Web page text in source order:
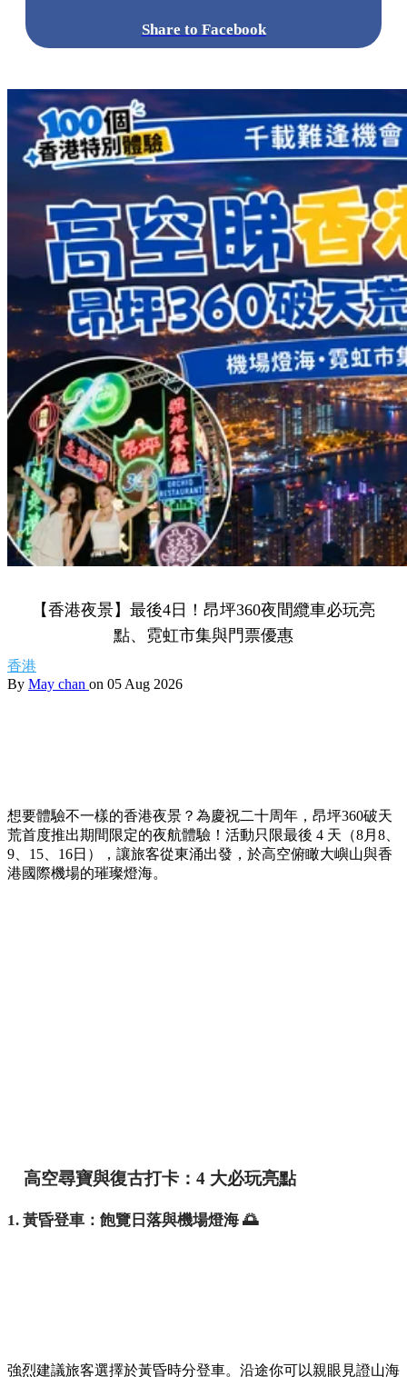
Share to Facebook
【香港夜景】最後4日！昂坪360夜間纜車必玩亮
點、霓虹市集與門票優惠
香港
By May chan on 05 Aug 2026
想要體驗不一樣的香港夜景？為慶祝二十周年，昂坪360破天
荒首度推出期間限定的夜航體驗！活動只限最後 4 天（8月8、
9、15、16日），讓旅客從東涌出發，於高空俯瞰大嶼山與香
港國際機場的璀璨燈海。
高空尋寶與復古打卡：4 大必玩亮點
1. 黃昏登車：飽覽日落與機場燈海 🌅
強烈建議旅客選擇於黃昏時分登車。沿途你可以親眼見證山海